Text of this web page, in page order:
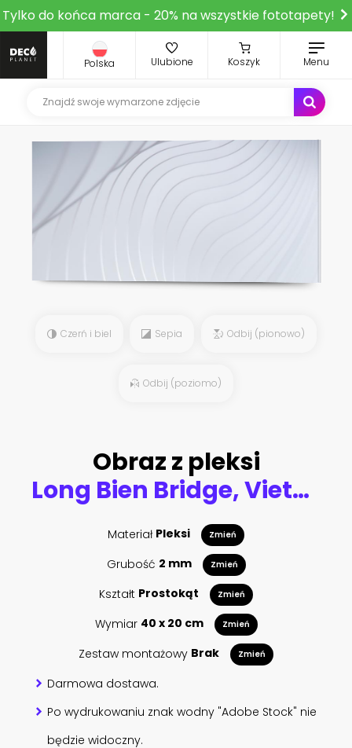
Tylko do końca marca - 20% na wszystkie fototapety!
Polska Ulubione Koszyk Menu
Czerń i biel Sepia Odbij (pionowo)
Odbij (poziomo)
Obraz z pleksi
Long Bien Bridge, Vietnam, Hanoi
Materiał Pleksi Zmień
Grubość 2 mm Zmień
Kształt Prostokąt Zmień
Wymiar 40 x 20 cm Zmień
Zestaw montażowy Brak Zmień
Darmowa dostawa.
Po wydrukowaniu znak wodny "Adobe Stock" nie
będzie widoczny.